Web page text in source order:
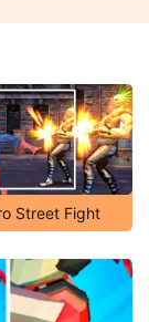
Street Fight